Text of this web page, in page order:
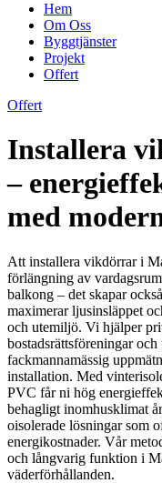
Hem
Om Oss
Byggtjänster
Projekt
Offert
Offert
Installera
–
med
Att installera vikdörrar i
förlängning av
balkong – det skapar
maximerar ljusinsläppet
och utemiljö. Vi hjälper
bostadsrättsföreningar
fackmannamässig
installation. Med
PVC får ni hög
behagligt inomhusklimat
oisolerade lösningar som
energikostnader. Vår
och långvarig funktion i
väderförhållanden.